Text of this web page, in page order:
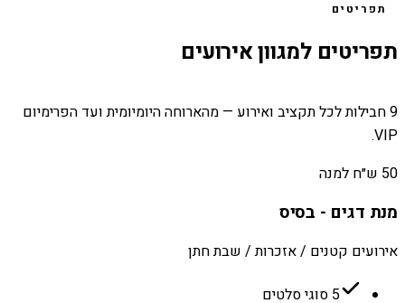
תפריטים
תפריטים למגוון אירועים
9 חבילות לכל תקציב ואירוע — מהארוחה היומיומית ועד הפרימיום
VIP.
50 ש״ח למנה
מנת דגים - בסיס
אירועים קטנים / אזכרות / שבת חתן
5 סוגי סלטים